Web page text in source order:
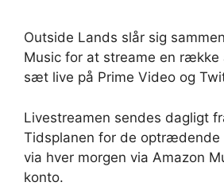
Outside Lands slår sig
Music for at streame en række
sæt live på Prime Video og
Livestreamen sendes dagligt
Tidsplanen for de optrædende
via hver morgen via Amazon
konto.